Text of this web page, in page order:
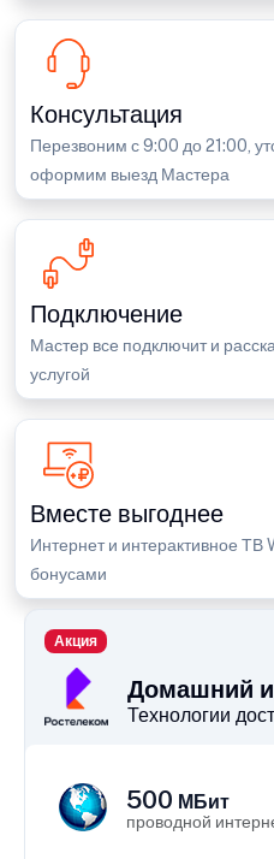
Консультация
Перезвоним с 9:00 до 21:00,
оформим выезд Мастера
Подключение
Мастер все подключит и
услугой
Вместе выгоднее
Интернет и интерактивное ТВ
бонусами
Домашний
Технологии
Акция
500 МБит
проводной